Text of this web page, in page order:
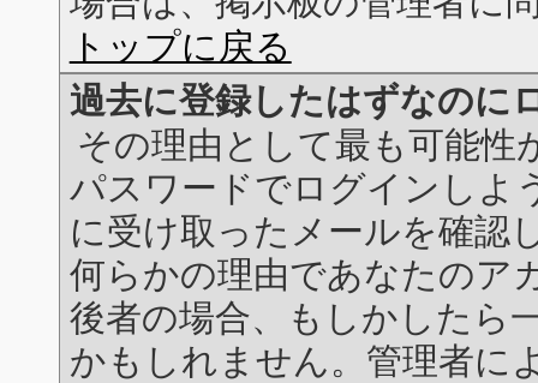
トップに戻る
過去に登録したはずなのに
その理由として最も可能性
パスワードでログインしよ
に受け取ったメールを確認
何らかの理由であなたのア
後者の場合、もしかしたら
かもしれません。管理者に